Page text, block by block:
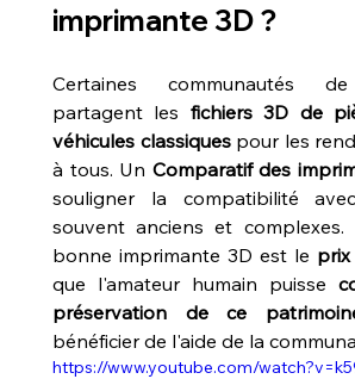
imprimante 3D ?
Certaines communautés
partagent les fichiers 3D de
véhicules classiques pour les
à tous. Un Comparatif des
souligner la compatibilité
souvent anciens et
bonne imprimante 3D est le
que l'amateur humain puisse
préservation de ce
bénéficier de l'aide de la
https://www.youtube.com/